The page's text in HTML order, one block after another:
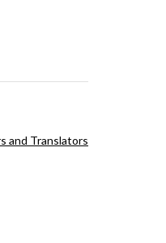
and Translators